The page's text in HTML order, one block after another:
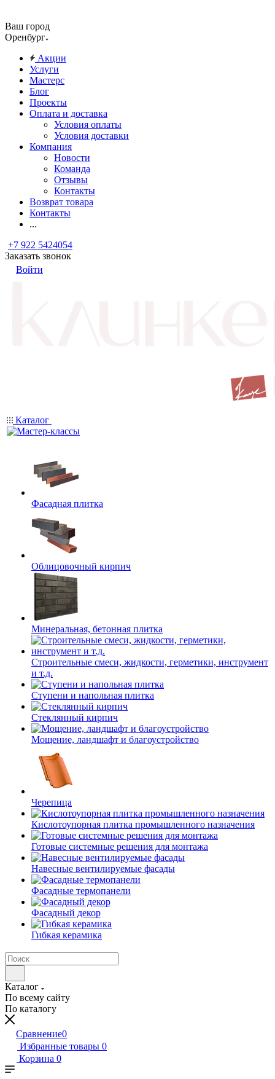
Ваш город
Оренбург
Акции
Услуги
Мастерс
Блог
Проекты
Оплата и доставка
Условия оплаты
Условия доставки
Компания
Новости
Команда
Отзывы
Контакты
Возврат товара
Контакты
...
+7 922 5424054
Заказать звонок
Войти
Каталог
Фасадная плитка
Облицовочный кирпич
Минеральная, бетонная плитка
Строительные смеси, жидкости, герметики, инструмент
и т.д.
Ступени и напольная плитка
Cтеклянный кирпич
Мощение, ландшафт и благоустройство
Черепица
Кислотоупорная плитка промышленного назначения
Готовые системные решения для монтажа
Навесные вентилируемые фасады
Фасадные термопанели
Фасадный декор
Гибкая керамика
Каталог
По всему сайту
По каталогу
Сравнение0
Избранные товары 0
Корзина 0